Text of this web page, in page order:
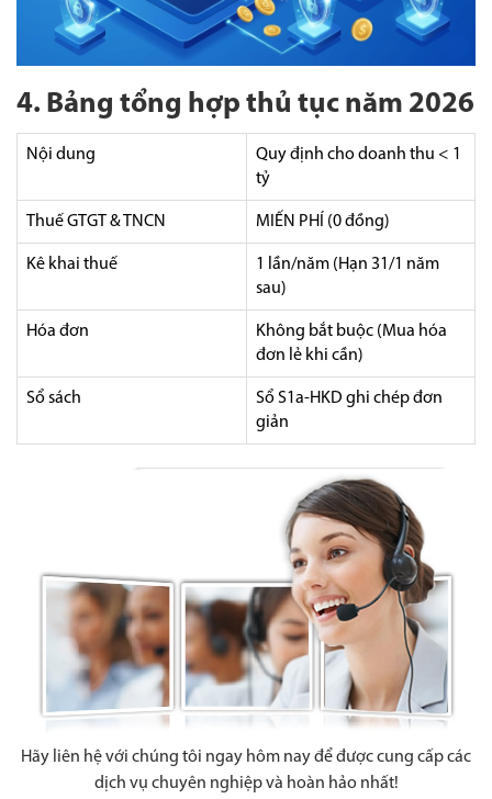
4. Bảng tổng hợp thủ tục năm 2026
Nội dung
Quy định cho doanh thu < 1
tỷ
Thuế GTGT & TNCN MIẾN PHÍ (0 đồng)
Kê khai thuế
1 lần/năm (Hạn 31/1 năm
sau)
Hóa đơn
Không bắt buộc (Mua hóa
đơn lẻ khi cần)
Sổ sách
Sổ S1a-HKD ghi chép đơn
giản
Hãy liên hệ với chúng tôi ngay hôm nay để được cung cấp các
dịch vụ chuyên nghiệp và hoàn hảo nhất!